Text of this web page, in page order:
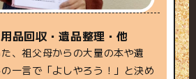
品回収・遺品整理・他​​​​​​​
、祖父母からの大量の本や遺
一言で「よしやろう！」と決め